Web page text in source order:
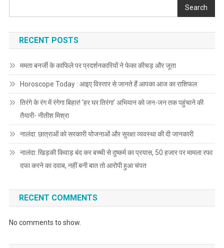
Search
RECENT POSTS
ममता बनर्जी के काफिले पर प्रदर्शनकारियों ने फेका कीचड़ और जूता
Horoscope Today : आइए विस्तार से जानते हैं आपका आज का राशिफल
तिरंगे के रंग में रंगेगा बिहार! ‘हर घर तिरंगा’ अभियान को जन-जन तक पहुंचाने की
तैयारी- नीतीश मिश्रा
नालंदा: छात्राओं को सरकारी योजनाओं और सुरक्षा व्यवस्था की दी जानकारी
नालंदा: खिड़की किवाड़ बंद कर बच्ची से दुष्कर्म का प्रयास, 50 हजार पर मामला रफा
दफा करने का दवाब, नहीं बनी बात तो आरोपी हुआ चंपत
RECENT COMMENTS
No comments to show.